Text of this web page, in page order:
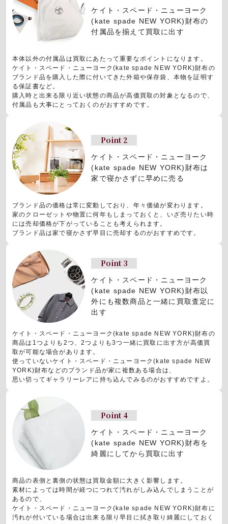
ケイト・スペード・ニューヨーク
(kate spade NEW YORK)財布の
付属品を揃えて買取に出す
本体以外の付属品は買取にあたって重要なポイントになります。
ケイト・スペード・ニューヨーク(kate spade NEW YORK)財布の
ブランド品を購入した際に付いてきた外箱や保存袋、本物を証明す
る保証書など。
購入時と出来る限り近い状態の商品が高価買取の対象となるので、
付属品も大事にとっておくのがおすすめです。
Point 2
ケイト・スペード・ニューヨーク
(kate spade NEW YORK)財布は
家で寝かさずに早めに売る
ブランド品の価格は常に変動しており、年々価値が変わります。
家のクローゼットや物置に何年もしまっておくと、いざ売りたい時
には売却価格が下がっていることも考えられます。
ブランド品は家で寝かさず早目に売却するのがおすすめです。
Point 3
ケイト・スペード・ニューヨーク
(kate spade NEW YORK)財布以
外にも複数商品と一緒に買取査定に
出す
ケイト・スペード・ニューヨーク(kate spade NEW YORK)財布の
商品は1つよりも2つ、2つよりも3つ一緒に買取に出す方が高価買
取が可能な場合があります。
使っていないケイト・スペード・ニューヨーク(kate spade NEW
YORK)財布などのブランド品が家に複数ある場合は、
思い切ってギャラリーレアに持ち込んでみるのがおすすめですよ。
Point 4
ケイト・スペード・ニューヨーク
(kate spade NEW YORK)財布を
綺麗にしてから買取に出す
商品の表側と裏側の状態は買取金額に大きく影響します。
素材によっては時間が経つにつれて汚れがしみ込んでしまうことが
あるので、
ケイト・スペード・ニューヨーク(kate spade NEW YORK)財布に
汚れが付いている場合は出来る限り早目に拭き取り綺麗にしておく